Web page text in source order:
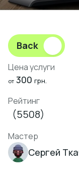
Back
Цена услуги
от 300 грн.
Рейтинг
(5508)
Мастер
Сергей